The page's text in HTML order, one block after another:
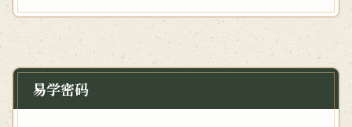
易学密码